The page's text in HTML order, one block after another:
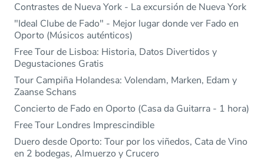
Contrastes de Nueva York - La excursión de Nueva York
"Ideal Clube de Fado" - Mejor lugar donde ver Fado en
Oporto (Músicos auténticos)
Free Tour de Lisboa: Historia, Datos Divertidos y
Degustaciones Gratis
Tour Campiña Holandesa: Volendam, Marken, Edam y
Zaanse Schans
Concierto de Fado en Oporto (Casa da Guitarra - 1 hora)
Free Tour Londres Imprescindible
Duero desde Oporto: Tour por los viñedos, Cata de Vino
en 2 bodegas, Almuerzo y Crucero